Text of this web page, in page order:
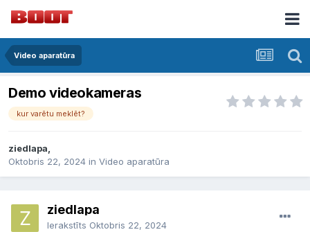
Video aparatūra
Demo videokameras
kur varētu meklēt?
ziedlapa,
Oktobris 22, 2024 in Video aparatūra
ziedlapa
Ierakstīts Oktobris 22, 2024